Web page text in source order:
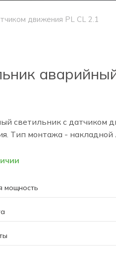
движения PL CL 2.1
светильник с датчиком
Тип монтажа - накладной
мощность